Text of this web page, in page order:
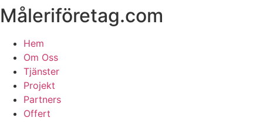
Skip
to
content
Måleriföretag.com
Hem
Om Oss
Tjänster
Projekt
Partners
Offert